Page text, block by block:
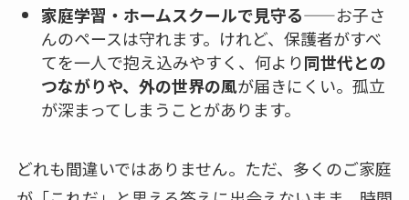
家庭学習・ホームスクールで見守る——お子さ
んのペースは守れます。けれど、保護者がすべ
てを一人で抱え込みやすく、何より同世代との
つながりや、外の世界の風が届きにくい。孤立
が深まってしまうことがあります。
どれも間違いではありません。ただ、多くのご家庭